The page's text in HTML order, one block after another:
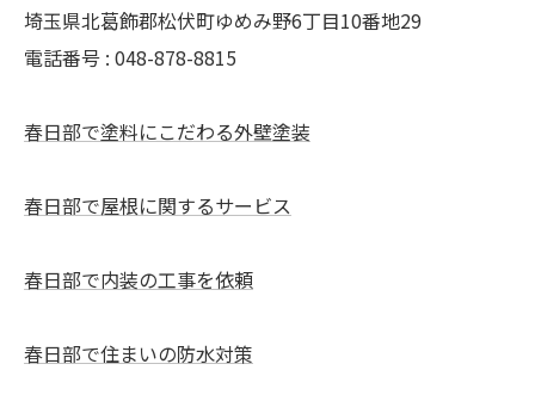
埼玉県北葛飾郡松伏町ゆめみ野6丁目10番地29
電話番号 : 048-878-8815
春日部で塗料にこだわる外壁塗装
春日部で屋根に関するサービス
春日部で内装の工事を依頼
春日部で住まいの防水対策